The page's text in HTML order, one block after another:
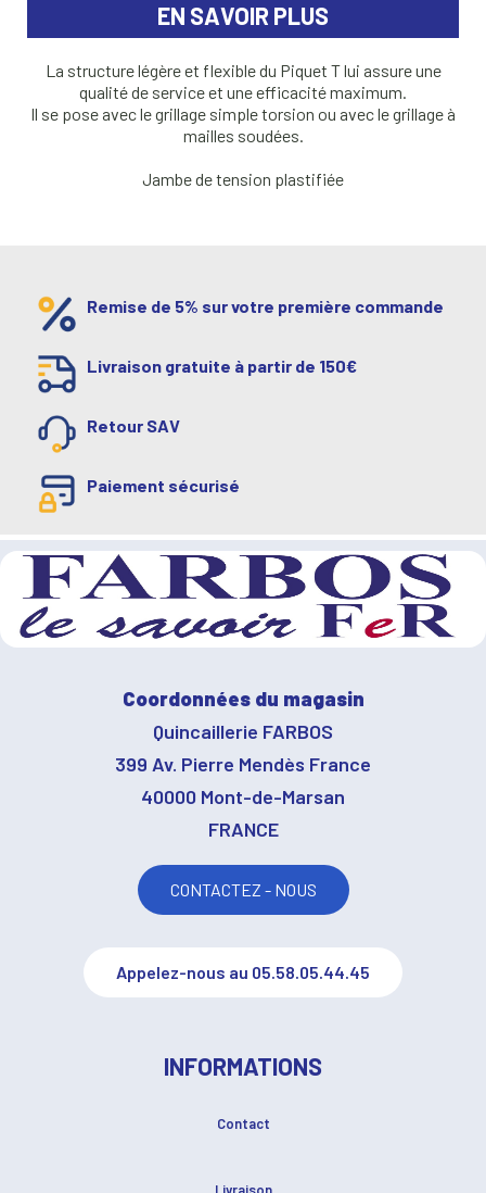
EN SAVOIR PLUS
La structure légère et flexible du Piquet T lui assure une
qualité de service et une efficacité maximum.
Il se pose avec le grillage simple torsion ou avec le grillage à
mailles soudées.
Jambe de tension plastifiée
Remise de 5% sur votre première commande
Livraison gratuite à partir de 150€
Retour SAV
Paiement sécurisé
Coordonnées du magasin
Quincaillerie FARBOS
399 Av. Pierre Mendès France
40000 Mont-de-Marsan
FRANCE
CONTACTEZ - NOUS
Appelez-nous au 05.58.05.44.45
INFORMATIONS
Contact
Livraison